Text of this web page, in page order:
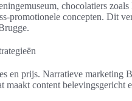
chocolatiers
promotionele concepten. Dit
en prijs. Narratieve marketing
maakt content belevingsgericht